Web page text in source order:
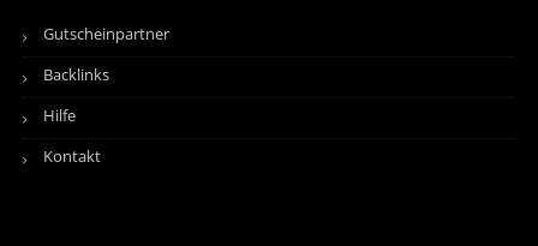
Gutscheinpartner
Backlinks
Hilfe
Kontakt